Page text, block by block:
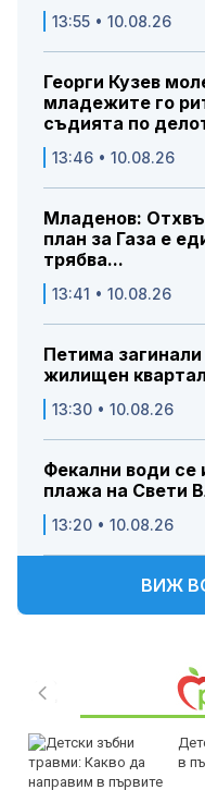
13:55 • 10.08.26
Георги Кузев
младежите го
съдията по
13:46 • 10.08.26
Младенов:
план за Газа е
трябва...
13:41 • 10.08.26
Петима
жилищен
13:30 • 10.08.26
Фекални води се
плажа на Свети
13:20 • 10.08.26
ВИЖ
в